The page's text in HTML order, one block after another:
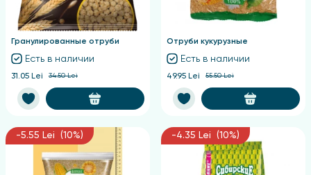
Гранулированные отруби
Есть в наличии
31.05 Lei 34.50 Lei
Отруби кукурузные
Есть в наличии
49.95 Lei 55.50 Lei
-5.55 Lei (10%) -4.35 Lei (10%)